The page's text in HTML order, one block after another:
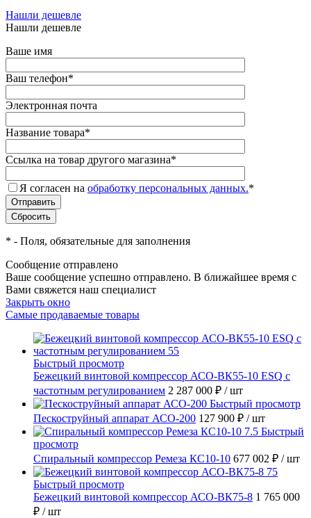
Нашли дешевле
Нашли дешевле
Ваше имя
Ваш телефон*
Электронная почта
Название товара*
Ссылка на товар другого магазина*
Я согласен на обработку персональных данных.*
* - Поля, обязательные для заполнения
Сообщение отправлено
Ваше сообщение успешно отправлено. В ближайшее время с
Вами свяжется наш специалист
Закрыть окно
Самые продаваемые товары
Быстрый просмотр
Бежецкий винтовой компрессор АСО-ВК55-10 ESQ с
частотным регулированием 2 287 000 ₽ / шт
Быстрый просмотр
Пескоструйный аппарат АСО-200 127 900 ₽ / шт
Быстрый
просмотр
Спиральный компрессор Ремеза КС10-10 677 002 ₽ / шт
Быстрый просмотр
Бежецкий винтовой компрессор АСО-ВК75-8 1 765 000
₽ / шт